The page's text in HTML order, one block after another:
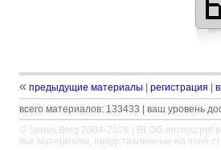
« предыдущие материалы регистрация
всего материалов: 133433 | ваш уровень
© Stanis.Blog 2004-2026 |
BLOG.microscript
все материалы, представленные на этой